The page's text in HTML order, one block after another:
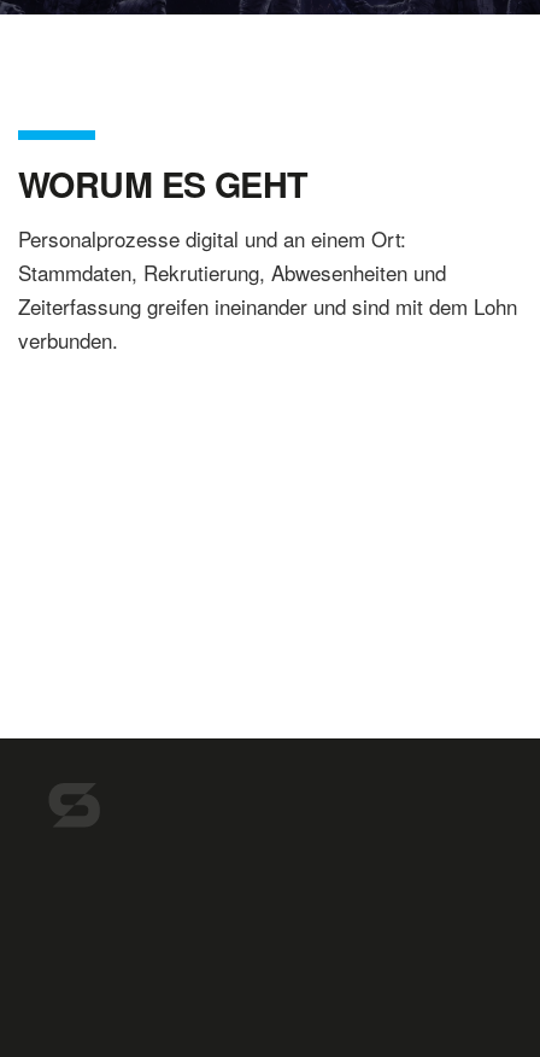
WORUM ES GEHT
Personalprozesse digital und an einem Ort:
Stammdaten, Rekrutierung, Abwesenheiten und
Zeiterfassung greifen ineinander und sind mit dem Lohn
verbunden.